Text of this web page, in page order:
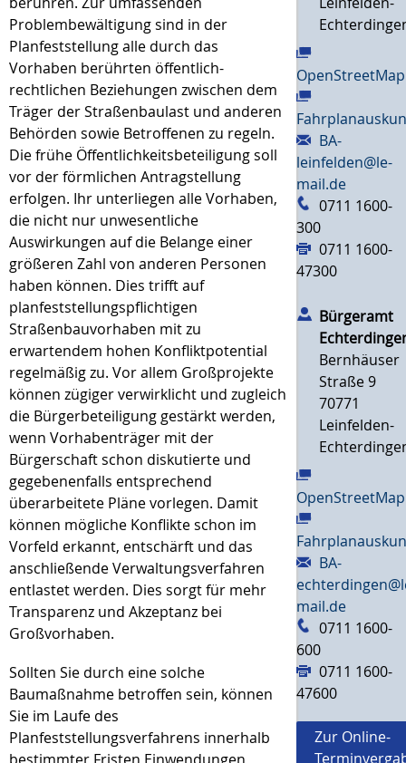
Problembewältigung sind in der
Planfeststellung alle durch das
Vorhaben berührten öffentlich-
rechtlichen Beziehungen zwischen dem
Träger der Straßenbaulast und anderen
Behörden sowie Betroffenen zu regeln.
Die frühe Öffentlichkeitsbeteiligung soll
vor der förmlichen Antragstellung
erfolgen. Ihr unterliegen alle Vorhaben,
die nicht nur unwesentliche
Auswirkungen auf die Belange einer
größeren Zahl von anderen Personen
haben können. Dies trifft auf
planfeststellungspflichtigen
Straßenbauvorhaben mit zu
erwartendem hohen Konfliktpotential
regelmäßig zu. Vor allem Großprojekte
können zügiger verwirklicht und zugleich
die Bürgerbeteiligung gestärkt werden,
wenn Vorhabenträger mit der
Bürgerschaft schon diskutierte und
gegebenenfalls entsprechend
überarbeitete Pläne vorlegen. Damit
können mögliche Konflikte schon im
Vorfeld erkannt, entschärft und das
anschließende Verwaltungsverfahren
entlastet werden. Dies sorgt für mehr
Transparenz und Akzeptanz bei
Großvorhaben.
Sollten Sie durch eine solche
Baumaßnahme betroffen sein, können
Sie im Laufe des
Planfeststellungsverfahrens innerhalb
OpenStreetMap
BA-
leinfelden@le-
mail.de
0711 1600-
300
0711 1600-
47300
Bürgeramt
Bernhäuser
Straße 9
70771
Leinfelden-
OpenStreetMap
BA-
mail.de
0711 1600-
600
0711 1600-
47600
Zur Online-